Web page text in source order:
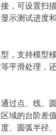
，可设置扫
示测试进度
，支持模型
平滑处理，
过点、线、
域的台阶差值
、圆弧半径